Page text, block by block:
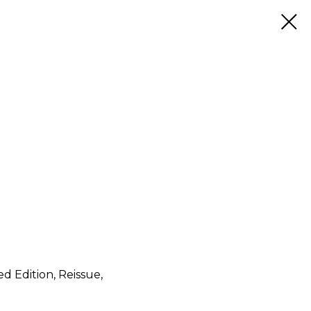
Edition, Reissue,